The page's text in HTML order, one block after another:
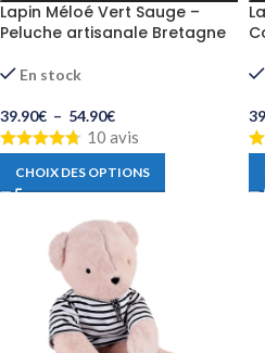
Lapin Méloé Vert Sauge –
Peluche artisanale Bretagne
En stock
39.90€ – 54.90€
10 avis
CHOIX DES OPTIONS